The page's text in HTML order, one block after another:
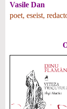
Vasile Dan
poet, eseist,